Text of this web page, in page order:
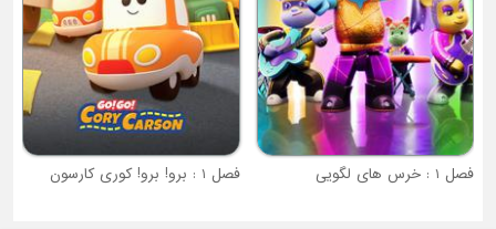
فصل 1 : برو! برو! کوری کارسون